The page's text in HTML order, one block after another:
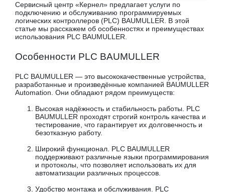
Сервисный центр «Кернел» предлагает услуги по
подключению и обслуживанию программируемых
логических контроллеров (PLC) BAUMULLER. В этой
статье мы расскажем об особенностях и преимуществах
использования PLC BAUMULLER.
Особенности PLC BAUMULLER
PLC BAUMULLER — это высококачественные устройства,
разработанные и произведённые компанией BAUMULLER
Automation. Они обладают рядом преимуществ:
Высокая надёжность и стабильность работы. PLC
BAUMULLER проходят строгий контроль качества и
тестирование, что гарантирует их долговечность и
безотказную работу.
Широкий функционал. PLC BAUMULLER
поддерживают различные языки программирования
и протоколы, что позволяет использовать их для
автоматизации различных процессов.
Удобство монтажа и обслуживания. PLC